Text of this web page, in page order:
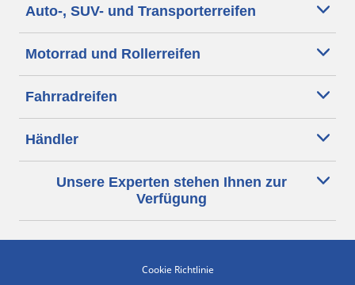
Auto-, SUV- und Transporterreifen
Motorrad und Rollerreifen
Fahrradreifen
Händler
Unsere Experten stehen Ihnen zur
Verfügung
Cookie Richtlinie